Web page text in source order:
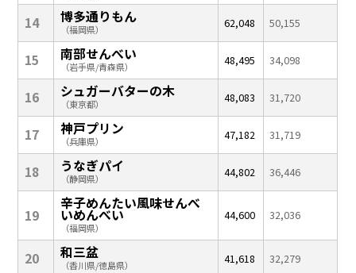
14 博多通りもん
（福岡県） 62,048 50,155
15 南部せんべい
（岩手県/青森県） 48,495 34,098
16 シュガーバターの木
（東京都） 48,083 31,720
17 神戸プリン
（兵庫県） 47,182 31,719
18 うなぎパイ
（静岡県） 44,802 36,446
19
辛子めんたい風味せんべ
いめんべい
（福岡県）
44,600 32,036
20 和三盆
（香川県/徳島県） 41,618 32,279